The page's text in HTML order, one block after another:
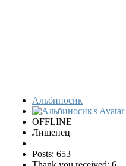
Альбиносик
OFFLINE
Лишенец
Posts: 653